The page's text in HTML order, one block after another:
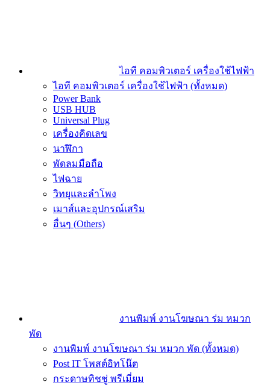
ไอที คอมพิวเตอร์ เครื่องใช้ไฟฟ้า
ไอที คอมพิวเตอร์ เครื่องใช้ไฟฟ้า (ทั้งหมด)
Power Bank
USB HUB
Universal Plug
เครื่องคิดเลข
นาฬิกา
พัดลมมือถือ
ไฟฉาย
วิทยุและลำโพง
เมาส์และอุปกรณ์เสริม
อื่นๆ (Others)
งานพิมพ์ งานโฆษณา ร่ม หมวก
พัด
งานพิมพ์ งานโฆษณา ร่ม หมวก พัด (ทั้งหมด)
Post IT โพสต์อิทโน๊ต
กระดาษทิชชู่ พรีเมี่ยม